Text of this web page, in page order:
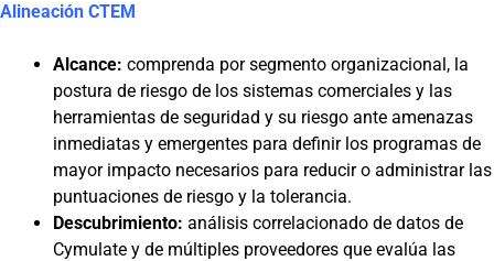
Alineación CTEM
Alcance: comprenda por segmento organizacional, la
postura de riesgo de los sistemas comerciales y las
herramientas de seguridad y su riesgo ante amenazas
inmediatas y emergentes para definir los programas de
mayor impacto necesarios para reducir o administrar las
puntuaciones de riesgo y la tolerancia.
Descubrimiento: análisis correlacionado de datos de
Cymulate y de múltiples proveedores que evalúa las